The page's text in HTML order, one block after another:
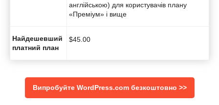
англійською) для користувачів плану
«Преміум» і вище
Найдешевший
платний план
$45.00
Випробуйте WordPress.com безкоштовно >>